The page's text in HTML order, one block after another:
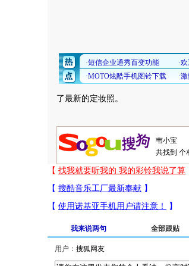
了最新的定妆照。
共找到 个
我来说两句 全部跟贴
用户：